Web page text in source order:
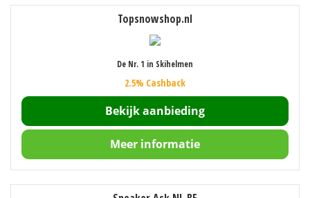
Topsnowshop.nl
De Nr. 1 in Skihelmen
2.5% Cashback
Bekijk aanbieding
Meer informatie